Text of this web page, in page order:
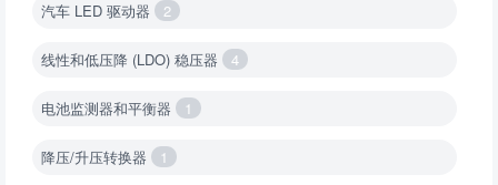
汽车 LED 驱动器 2
线性和低压降 (LDO) 稳压器 4
电池监测器和平衡器 1
降压/升压转换器 1